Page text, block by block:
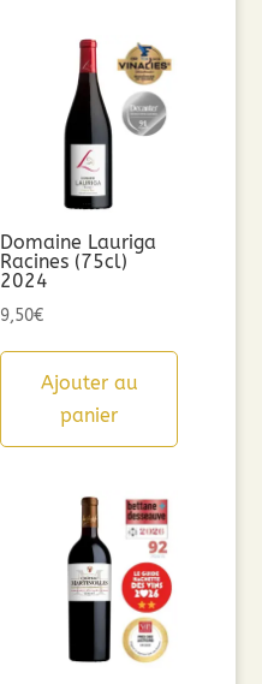
Domaine Lauriga
Racines (75cl)
2024
9,50€
Ajouter au
panier